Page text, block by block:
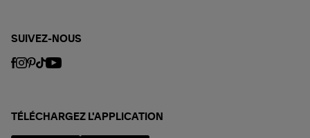
SUIVEZ-NOUS
TÉLÉCHARGEZ L'APPLICATION